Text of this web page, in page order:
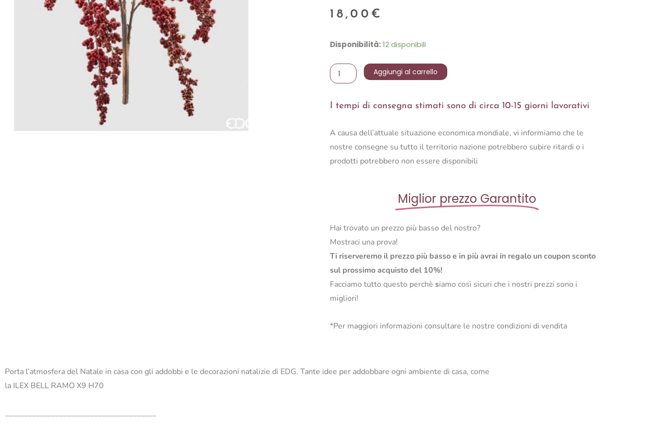
18,00 €
Disponibilità: 12 disponibili
ILEX
RAMO
X9
quantità
Aggiungi al carrello
I tempi di consegna stimati sono di circa 10-15 giorni lavorativi
A causa dell’attuale situazione economica mondiale, vi informiamo che le
nostre consegne su tutto il territorio nazione potrebbero subire ritardi o i
prodotti potrebbero non essere disponibili
Miglior prezzo Garantito
Hai trovato un prezzo più basso del nostro?
Mostraci una prova!
Ti riserveremo il prezzo più basso e in più avrai in regalo un coupon sconto
sul prossimo acquisto del 10%!
Facciamo tutto questo perchè siamo così sicuri che i nostri prezzi sono i
migliori!
*Per maggiori informazioni consultare le nostre condizioni di vendita
Porta l’atmosfera del Natale in casa con gli addobbi e le decorazioni natalizie di EDG. Tante idee per addobbare ogni ambiente di casa, come
la ILEX BELL RAMO X9 H70
_______________________________________